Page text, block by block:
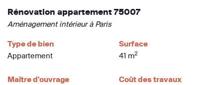
Rénovation appartement 75007
Aménagement intérieur à Paris
Type de bien
Appartement
Surface
41 m2
Maître d'ouvrage
Coût des travaux